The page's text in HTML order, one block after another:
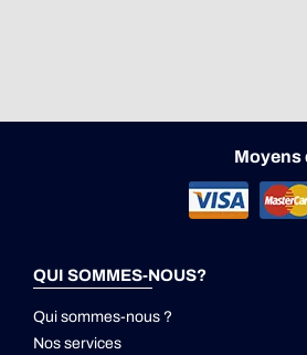
Moyens
QUI SOMMES-NOUS?
Qui sommes-nous ?
Nos services